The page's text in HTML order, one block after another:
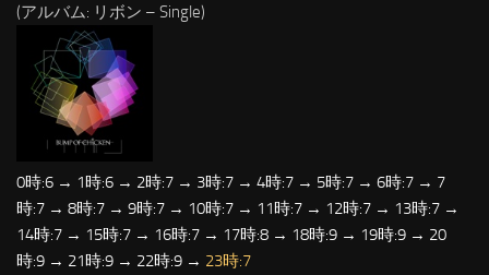
(アルバム: リボン – Single)
0時:6 → 1時:6 → 2時:7 → 3時:7 → 4時:7 → 5時:7 → 6時:7 → 7
時:7 → 8時:7 → 9時:7 → 10時:7 → 11時:7 → 12時:7 → 13時:7 →
14時:7 → 15時:7 → 16時:7 → 17時:8 → 18時:9 → 19時:9 → 20
時:9 → 21時:9 → 22時:9 → 23時:7